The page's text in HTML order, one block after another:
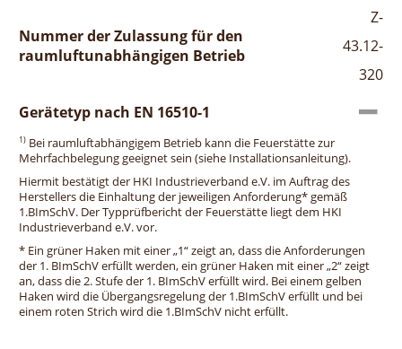
Nummer der Zulassung für den
raumluftunabhängigen Betrieb
Z-
43.12-
320
Gerätetyp nach EN 16510-1
1) Bei raumluftabhängigem Betrieb kann die Feuerstätte zur
Mehrfachbelegung geeignet sein (siehe Installationsanleitung).
Hiermit bestätigt der HKI Industrieverband e.V. im Auftrag des
Herstellers die Einhaltung der jeweiligen Anforderung* gemäß
1.BImSchV. Der Typprüfbericht der Feuerstätte liegt dem HKI
Industrieverband e.V. vor.
* Ein grüner Haken mit einer „1“ zeigt an, dass die Anforderungen
der 1. BImSchV erfüllt werden, ein grüner Haken mit einer „2“ zeigt
an, dass die 2. Stufe der 1. BImSchV erfüllt wird. Bei einem gelben
Haken wird die Übergangsregelung der 1.BImSchV erfüllt und bei
einem roten Strich wird die 1.BImSchV nicht erfüllt.